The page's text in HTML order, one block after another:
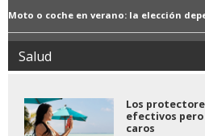
Moto o coche en verano: la elección
Salud
Los
efectivos pero
caros